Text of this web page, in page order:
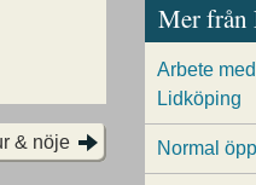
& nöje
Mer
Arbete
Lidköping
Normal